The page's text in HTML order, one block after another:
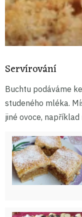
Servírování
Buchtu podáváme
studeného mléka.
jiné ovoce,